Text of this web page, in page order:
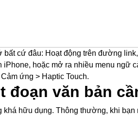
cứ đâu: Hoạt động trên đường
iPhone, hoặc mở ra nhiều menu ngữ
ứng > Haptic Touch.
đoạn văn bản
hữu dụng. Thông thường, khi bạn